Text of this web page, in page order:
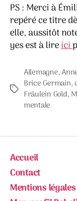
PS : Merci à
repéré ce titre
elle, aussitôt
yes est à lireici
Étiquettes
Allemagne,
Brice Germain,
Fräulein Gold,
mentale
Accueil
Contact
Mentions légales